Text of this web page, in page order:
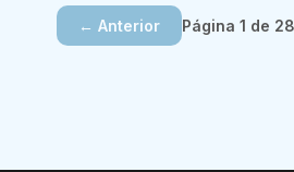
← Anterior Página 1 de 28